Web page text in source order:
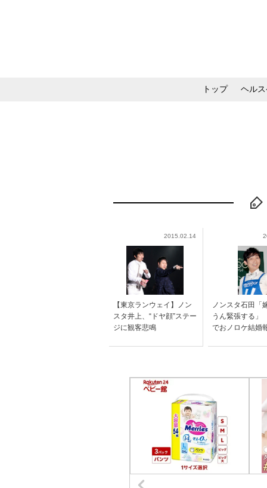
トップ ヘル
2015.02.14
【東京ランウェイ】ノン
スタ井上、“ドヤ顔”ステー
ジに観客悲鳴
ノンスタ石田「
うん緊張する
でおノロケ結婚